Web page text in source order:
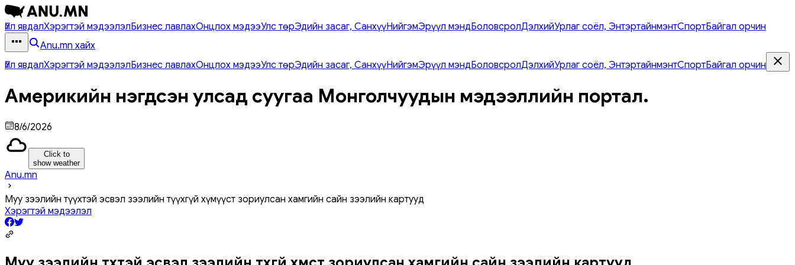
Үйл явдалХэрэгтэй мэдээлэлБизнес лавлахОнцлох мэдээУлс төрЭдийн засаг, СанхүүНийгэмЭрүүл мэндБоловсролДэлхийУрлаг соёл, ЭнтэртайнмэнтСпортБайгал орчин
Anu.mn хайх
Үйл явдалХэрэгтэй мэдээлэлБизнес лавлахОнцлох мэдээУлс төрЭдийн засаг, СанхүүНийгэмЭрүүл мэндБоловсролДэлхийУрлаг соёл, ЭнтэртайнмэнтСпортБайгал орчин
Америкийн нэгдсэн улсад суугаа Монголчуудын мэдээллийн портал.
8/6/2026
Click to
show weather
Anu.mn
Муу зээлийн түүхтэй эсвэл зээлийн түүхгүй хүмүүст зориулсан хамгийн сайн зээлийн картууд
Хэрэгтэй мэдээлэл